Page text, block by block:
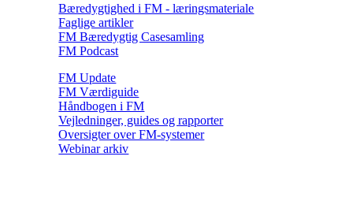
Bæredygtighed i FM - læringsmateriale
Faglige artikler
FM Bæredygtig Casesamling
FM Podcast
FM Update
FM Værdiguide
Håndbogen i FM
Vejledninger, guides og rapporter
Oversigter over FM-systemer
Webinar arkiv